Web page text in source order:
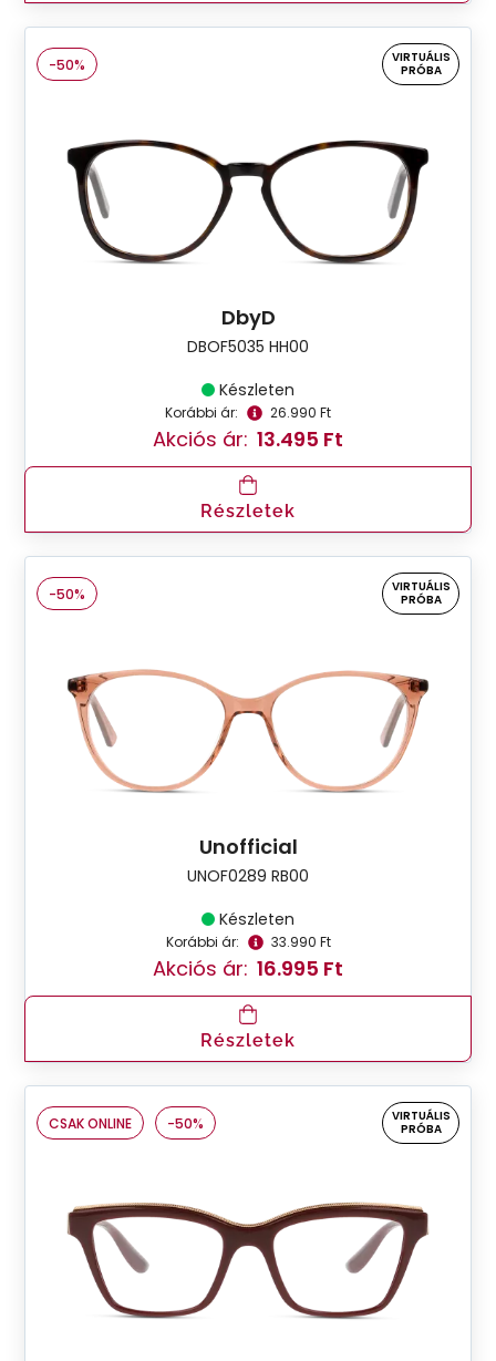
-50%
VIRTUÁLIS
PRÓBA
DbyD
DBOF5035 HH00
Készleten
Korábbi ár: 26.990 Ft
Akciós ár: 13.495 Ft
Részletek
-50%
VIRTUÁLIS
PRÓBA
Unofficial
UNOF0289 RB00
Készleten
Korábbi ár: 33.990 Ft
Akciós ár: 16.995 Ft
Részletek
CSAK ONLINE -50%
VIRTUÁLIS
PRÓBA